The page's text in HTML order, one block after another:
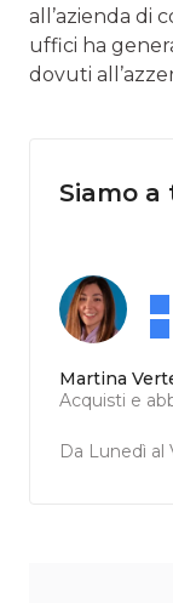
all’azienda di
uffici ha
dovuti
Siamo a
Martina
Acquisti e
Da Lunedì al